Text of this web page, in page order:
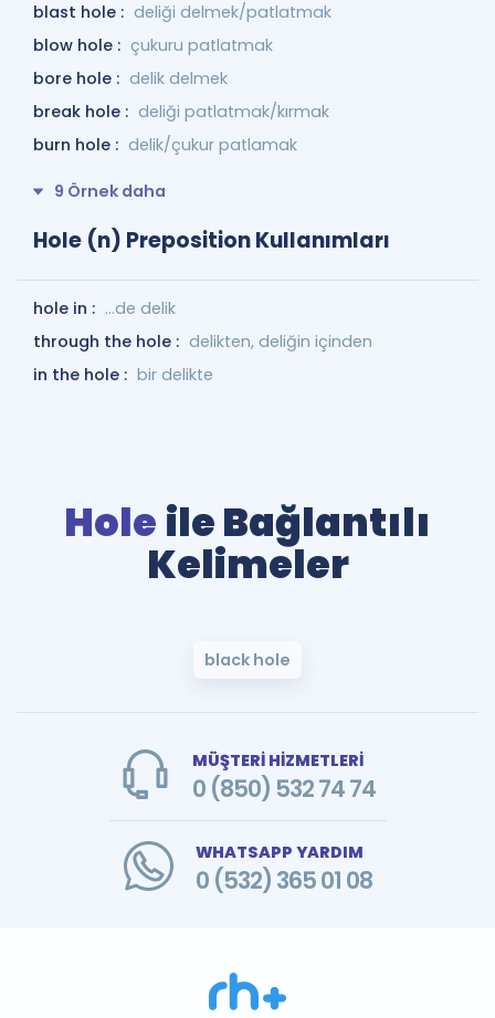
blast hole : deliği delmek/patlatmak
blow hole : çukuru patlatmak
bore hole : delik delmek
break hole : deliği patlatmak/kırmak
burn hole : delik/çukur patlamak
9 Örnek daha
Hole (n) Preposition Kullanımları
hole in : ...de delik
through the hole : delikten, deliğin içinden
in the hole : bir delikte
Hole ile Bağlantılı
Kelimeler
black hole
MÜŞTERİ HİZMETLERİ
0 (850) 532 74 74
WHATSAPP YARDIM
0 (532) 365 01 08